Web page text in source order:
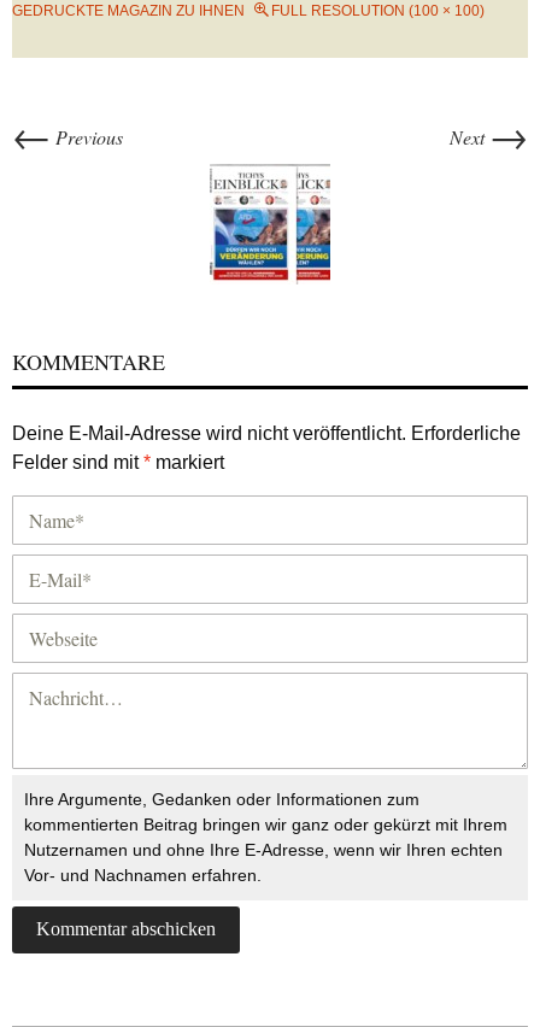
GEDRUCKTE MAGAZIN ZU IHNEN
FULL RESOLUTION (100 × 100)
← Previous Next →
KOMMENTARE
Deine E-Mail-Adresse wird nicht veröffentlicht. Erforderliche
Felder sind mit* markiert
Ihre Argumente, Gedanken oder Informationen zum
kommentierten Beitrag bringen wir ganz oder gekürzt mit Ihrem
Nutzernamen und ohne Ihre E-Adresse, wenn wir Ihren echten
Vor- und Nachnamen erfahren.